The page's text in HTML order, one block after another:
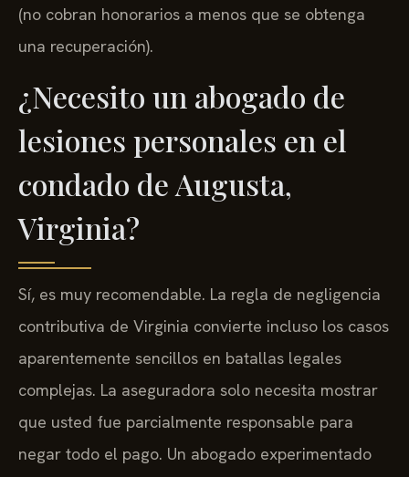
(no cobran honorarios a menos que se obtenga
una recuperación).
¿Necesito un abogado de
lesiones personales en el
condado de Augusta,
Virginia?
Sí, es muy recomendable. La regla de negligencia
contributiva de Virginia convierte incluso los casos
aparentemente sencillos en batallas legales
complejas. La aseguradora solo necesita mostrar
que usted fue parcialmente responsable para
negar todo el pago. Un abogado experimentado